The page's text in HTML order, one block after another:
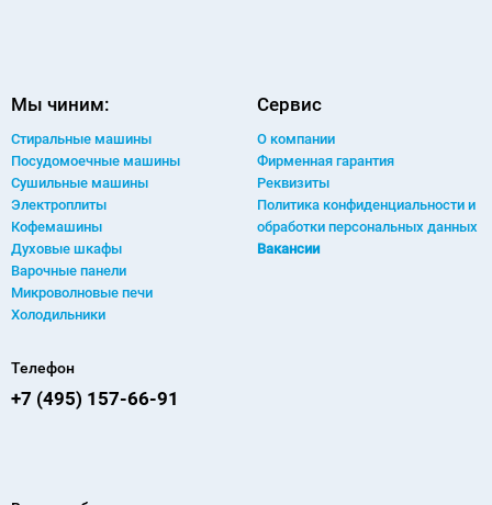
Мы чиним:
Стиральные машины
Посудомоечные машины
Сушильные машины
Электроплиты
Кофемашины
Духовые шкафы
Варочные панели
Микроволновые печи
Холодильники
Сервис
О компании
Фирменная гарантия
Реквизиты
Политика конфиденциальности и
обработки персональных данных
Вакансии
Телефон
+7 (495) 157-66-91